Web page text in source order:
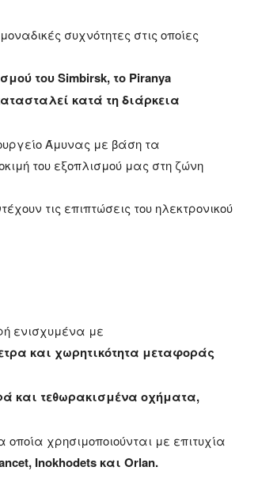
συχνότητες στις οποίες
του Simbirsk, το Piranya
κατά τη διάρκεια
Άμυνας με βάση τα
του εξοπλισμού μας στη ζώνη
τις επιπτώσεις του ηλεκτρονικού
ενισχυμένα με
και χωρητικότητα μεταφοράς
και τεθωρακισμένα οχήματα,
χρησιμοποιούνται με επιτυχία
Inokhodets και Orlan.